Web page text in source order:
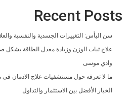
Recent Posts
سن اليأس: التغييرات الجسدية والنفسية
علاج ثبات الوزن وزيادة معدل الطاقة بشكل
وادي موسى
ما لا تعرفه حول مستشفيات علاج الادمان فى
الخيار الأفضل بين الاستثمار والتداول